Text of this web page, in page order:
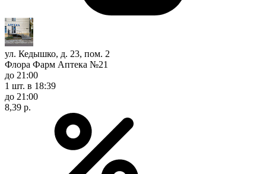
ул. Кедышко, д. 23, пом. 2
Флора Фарм Аптека №21
до 21:00
1 шт. в 18:39
до 21:00
8,39 р.